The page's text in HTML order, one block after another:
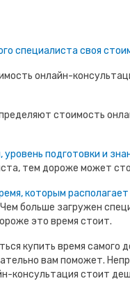
специалиста своя
онлайн-
стоимость
подготовки и
тем дороже может
которым
Чем больше загружен
это время стоит.
купить время самого
вам поможет.
консультация стоит